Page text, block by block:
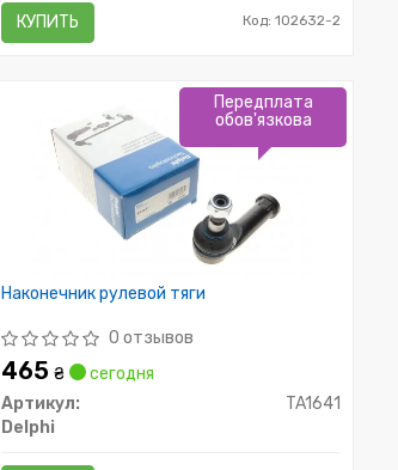
КУПИТЬ Код: 102632-2
Наконечник рулевой тяги
0 отзывов
465₴
сегодня
Артикул:
TA1641
Delphi
Передплата
обов'язкова